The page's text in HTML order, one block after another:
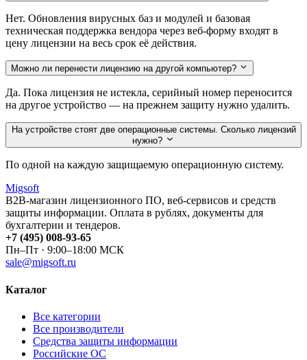
Нет. Обновления вирусных баз и модулей и базовая
техническая поддержка вендора через веб-форму входят в
цену лицензии на весь срок её действия.
Можно ли перенести лицензию на другой компьютер?
Да. Пока лицензия не истекла, серийный номер переносится
на другое устройство — на прежнем защиту нужно удалить.
На устройстве стоят две операционные системы. Сколько лицензий
нужно?
По одной на каждую защищаемую операционную систему.
Migsoft
B2B-магазин лицензионного ПО, веб-сервисов и средств
защиты информации. Оплата в рублях, документы для
бухгалтерии и тендеров.
+7 (495) 008-93-65
Пн–Пт · 9:00–18:00 МСК
sale@migsoft.ru
Каталог
Все категории
Все производители
Средства защиты информации
Российские ОС